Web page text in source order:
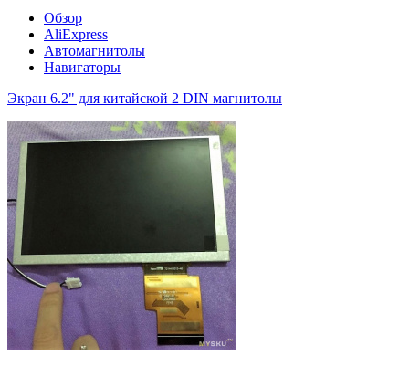
Обзор
AliExpress
Автомагнитолы
Навигаторы
Экран 6.2" для китайской 2 DIN магнитолы